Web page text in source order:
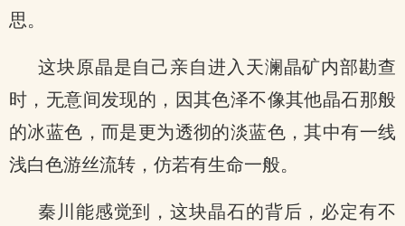
思。
这块原晶是自己亲自进入天澜晶矿内部勘查
时，无意间发现的，因其色泽不像其他晶石那般
的冰蓝色，而是更为透彻的淡蓝色，其中有一线
浅白色游丝流转，仿若有生命一般。
秦川能感觉到，这块晶石的背后，必定有不